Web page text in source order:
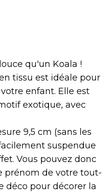
qu'un Koala !
tissu est idéale pour
enfant. Elle est
exotique, avec
9,5 cm (sans les
suspendue
Vous pouvez donc
prénom de votre tout-
déco pour décorer la